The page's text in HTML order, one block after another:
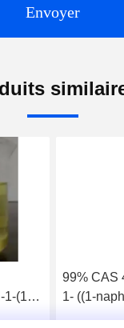
Envoyer
1-(1-
99% CAS
1- ((1-